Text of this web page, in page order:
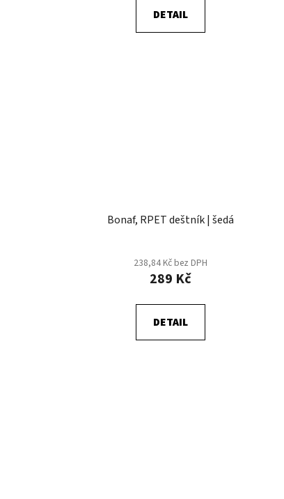
DETAIL
Bonaf, RPET deštník | šedá
238,84 Kč bez DPH
289 Kč
DETAIL